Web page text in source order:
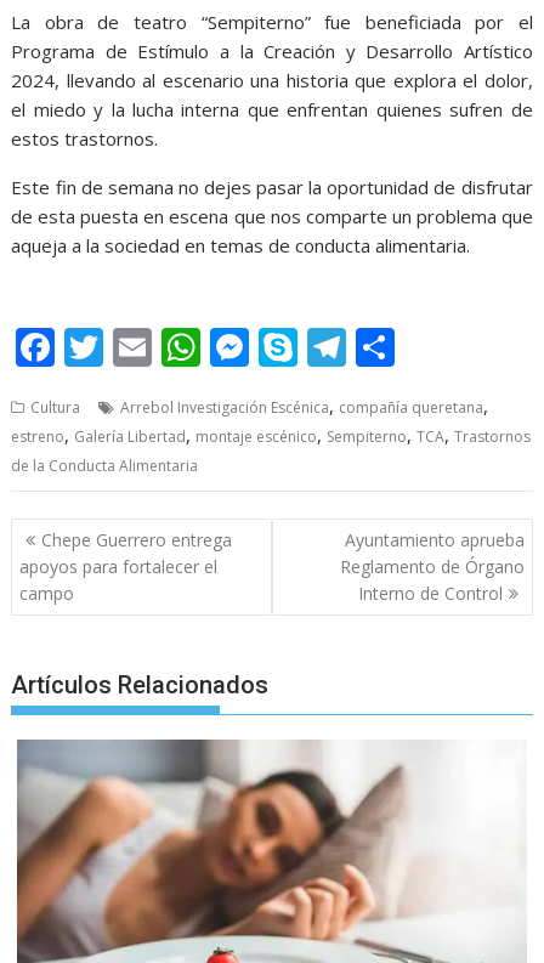
La obra de teatro “Sempiterno” fue beneficiada por el
Programa de Estímulo a la Creación y Desarrollo Artístico
2024, llevando al escenario una historia que explora el dolor,
el miedo y la lucha interna que enfrentan quienes sufren de
estos trastornos.
Este fin de semana no dejes pasar la oportunidad de disfrutar
de esta puesta en escena que nos comparte un problema que
aqueja a la sociedad en temas de conducta alimentaria.
F
e
b
o
o
k
T
itt
er
E
ai
l
W
at
A
p
p
M
ss
n
S
y
e
T
e
gr
a
m
ar
Cultura Arrebol Investigación Escénica, compañía queretana,
estreno, Galería Libertad, montaje escénico, Sempiterno,TCA,Trastornos
de la Conducta Alimentaria
Post
navigation
Chepe Guerrero entrega
apoyos para fortalecer el
campo
Ayuntamiento aprueba
Reglamento de Órgano
Interno de Control
Artículos Relacionados